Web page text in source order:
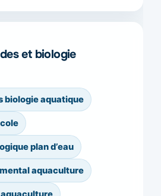
et biologie
biologie aquatique
plan d’eau
aquaculture